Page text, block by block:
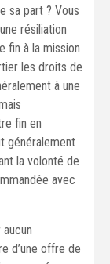
sa part ? Vous
résiliation
fin à la mission
les droits de
à une
fin en
généralement
la volonté de
avec
d’une offre de